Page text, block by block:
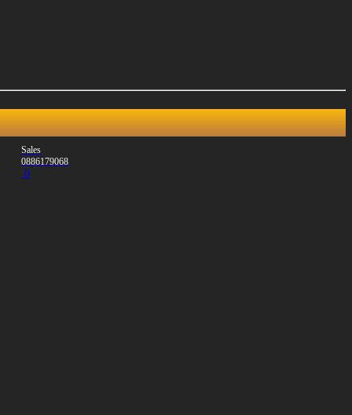
Sales
0886179068
0